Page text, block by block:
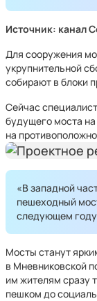
Источник: канал
Для сооружения
укрупнительной
собирают в блоки
Сейчас
будущего моста
на
«В западной
пешеходный
следующем
Мосты станут
в Мневниковской
им жителям сразу
пешком до